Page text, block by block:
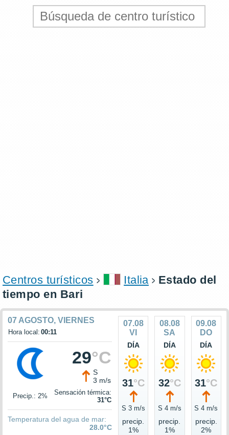
Centros turísticos Italia
Estado del
tiempo en Bari
07 AGOSTO, VIERNES
Hora local: 00:11
29°C
S
3 m/s
Precip.: 2%
Sensación térmica:
31°C
Temperatura del agua de mar:
28.0°C
07.08
VI
DÍA
31°C
S 3 m/s
precip.
1%
08.08
SA
DÍA
32°C
S 4 m/s
precip.
1%
09.08
DO
DÍA
31°C
S 4 m/s
precip.
2%